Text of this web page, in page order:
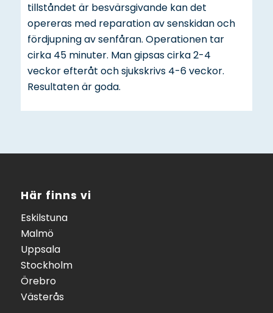
tillståndet är besvärsgivande kan det
opereras med reparation av senskidan och
fördjupning av senfåran. Operationen tar
cirka 45 minuter. Man gipsas cirka 2-4
veckor efteråt och sjukskrivs 4-6 veckor.
Resultaten är goda.
Här finns vi
Eskilstuna
Malmö
Uppsala
Stockholm
Örebro
Västerås